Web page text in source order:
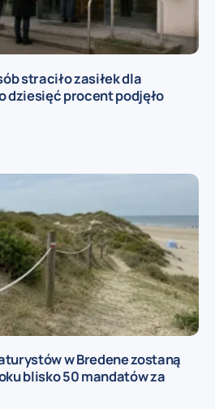
straciło zasiłek dla
dziesięć procent podjęło
w Bredene zostaną
blisko 50 mandatów za